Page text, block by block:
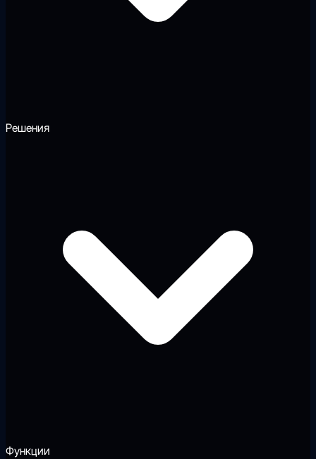
Решения
Функции